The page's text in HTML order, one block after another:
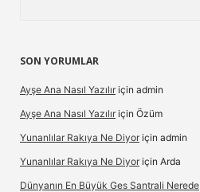
SON YORUMLAR
Ayşe Ana Nasıl Yazılır için admin
Ayşe Ana Nasıl Yazılır için Özüm
Yunanlılar Rakıya Ne Diyor için admin
Yunanlılar Rakıya Ne Diyor için Arda
Dünyanın En Büyük Ges Santrali Nerede